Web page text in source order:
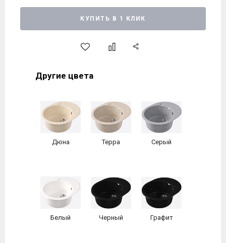
КУПИТЬ В 1 КЛИК
Другие цвета
Дюна Терра Серый
Белый Черный Графит